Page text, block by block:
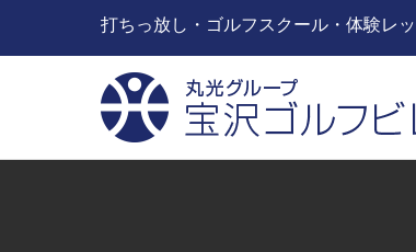
打ちっ放し・ゴルフスクール・体験レ